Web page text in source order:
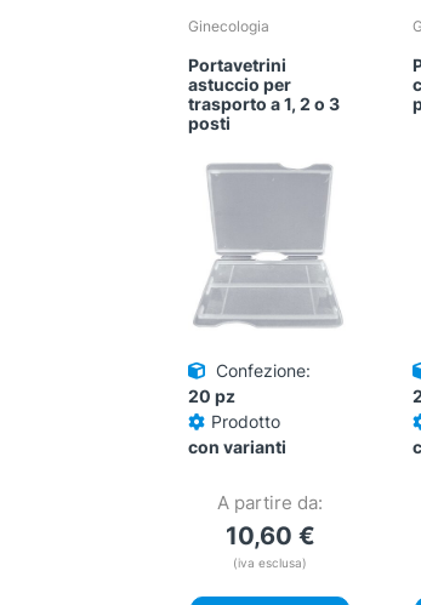
Ginecologia
Portavetrini
astuccio per
trasporto a 1, 2 o 3
posti
Confezione:
20 pz
Prodotto
con varianti
A partire da:
10,60 €
(iva esclusa)